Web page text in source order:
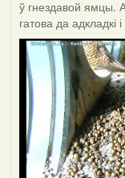
ў гнездавой ямцы.
гатова да адкладкі